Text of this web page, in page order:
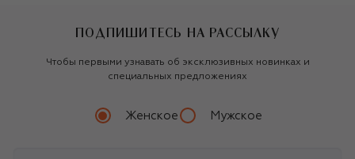
ПОДПИШИТЕСЬ НА РАССЫЛКУ
Чтобы первыми узнавать об эксклюзивных новинках и
специальных предложениях
Женское Мужское